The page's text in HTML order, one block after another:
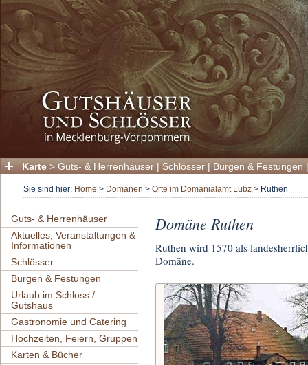
Karte > Guts- & Herrenhäuser | Schlösser | Burgen & Festungen
Sie sind hier: Home > Domänen > Orte im Domanialamt Lübz > Ruthen
Guts- & Herrenhäuser
Aktuelles, Veranstaltungen &
Informationen
Schlösser
Burgen & Festungen
Urlaub im Schloss /
Gutshaus
Gastronomie und Catering
Hochzeiten, Feiern, Gruppen
Karten & Bücher
Domäne Ruthen
Ruthen wird 1570 als
Domäne.